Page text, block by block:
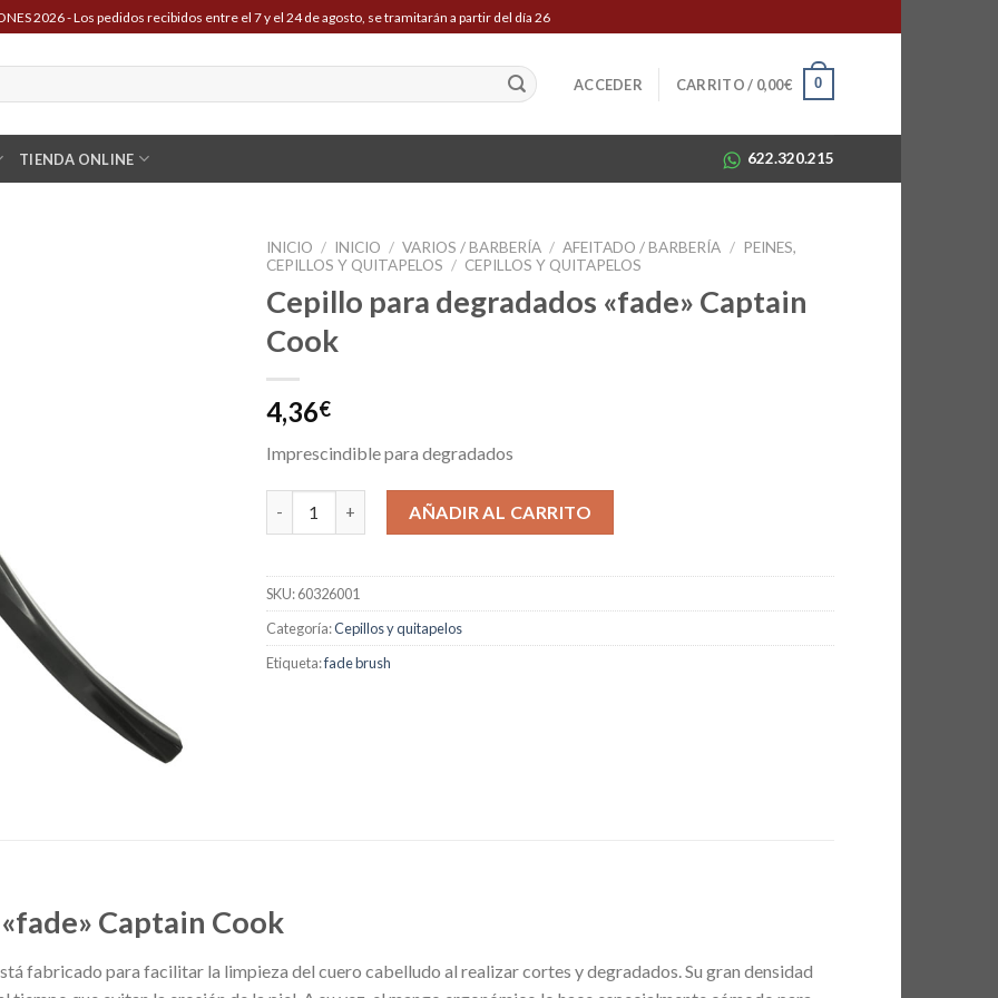
2026 - Los pedidos recibidos entre el 7 y el 24 de agosto, se tramitarán a partir del día 26
ACCEDER CARRITO / 0,00€ 0
TIENDA ONLINE 622.320.215
INICIO / INICIO / VARIOS / BARBERÍA / AFEITADO / BARBERÍA / PEINES,
CEPILLOS Y QUITAPELOS / CEPILLOS Y QUITAPELOS
Cepillo para degradados «fade» Captain
Cook
4,36€
Imprescindible para degradados
Cepillo para degradados "fade" Captain Cook cantidad
AÑADIR AL CARRITO
SKU:60326001
Categoría:Cepillos y quitapelos
Etiqueta:fade brush
Captain Cook
fabricado para facilitar la limpieza del cuero cabelludo al realizar cortes y degradados. Su gran densidad